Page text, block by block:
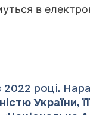
в
році.
України,